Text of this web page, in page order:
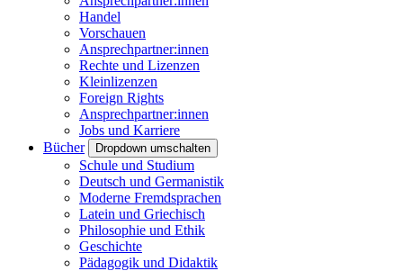
Handel
Vorschauen
Ansprechpartner:innen
Rechte und Lizenzen
Kleinlizenzen
Foreign Rights
Ansprechpartner:innen
Jobs und Karriere
Bücher
Dropdown umschalten
Schule und Studium
Deutsch und Germanistik
Moderne Fremdsprachen
Latein und Griechisch
Philosophie und Ethik
Geschichte
Pädagogik und Didaktik